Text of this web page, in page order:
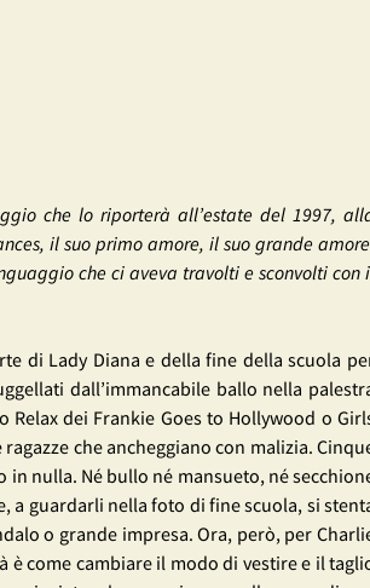
che lo riporterà all’estate del 1997,
il suo primo amore, il suo grande
che ci aveva travolti e sconvolti con
di Lady Diana e della fine della scuola
dall’immancabile ballo nella
dei Frankie Goes to Hollywood o
che ancheggiano con malizia.
nulla. Né bullo né mansueto, né
a guardarli nella foto di fine scuola, si
o grande impresa. Ora, però, per
è come cambiare il modo di vestire e il